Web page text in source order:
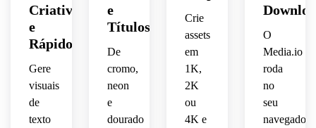
detalhada.
enquadramento
alta
resolução.
profundidade
em
biséis
delicados,
sombras
superfícies
reflexivas,
impressão
profundidade
dimensional.
parede
de
laranja
e
vermelho,
Criativos
e
Rápidos
Gere
visuais
de
texto
e
Títulos
De
cromo,
neon
e
dourado
Crie
assets
em
1K,
2K
ou
4K e
O
Media.io
roda
no
seu
navegador